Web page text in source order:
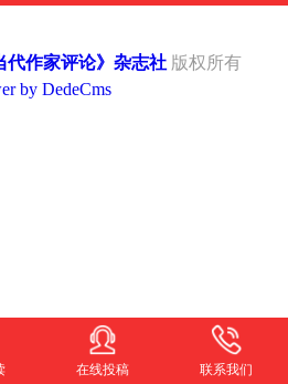
代作家评论》杂志社 版权所有
by DedeCms
在线投稿 联系我们